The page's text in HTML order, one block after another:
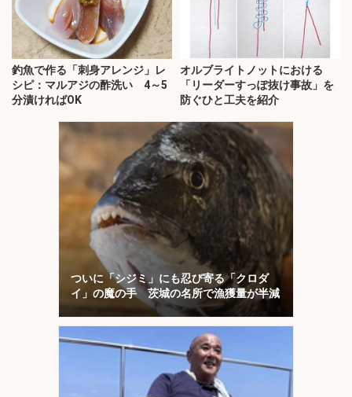
釣魚で作る「刺身アレンジ」レ
シピ：マルアジの酢洗い 4～5
分漬ければOK
オルブライトノットにおける
「リーダーすっぽ抜け事故」を
防ぐひと工夫を紹介
ついに「シジミ」にも忍び寄る「クロダ
イ」の魔の手 茨城の名所で漁獲量が半減